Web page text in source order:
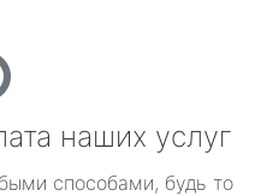
наших услуг
способами, будь то